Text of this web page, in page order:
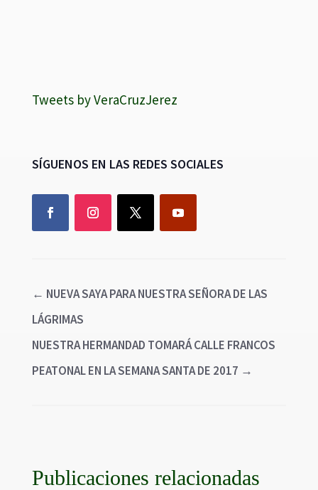
Tweets by VeraCruzJerez
SÍGUENOS EN LAS REDES SOCIALES
← NUEVA SAYA PARA NUESTRA SEÑORA DE LAS
LÁGRIMAS
NUESTRA HERMANDAD TOMARÁ CALLE FRANCOS
PEATONAL EN LA SEMANA SANTA DE 2017 →
Publicaciones relacionadas